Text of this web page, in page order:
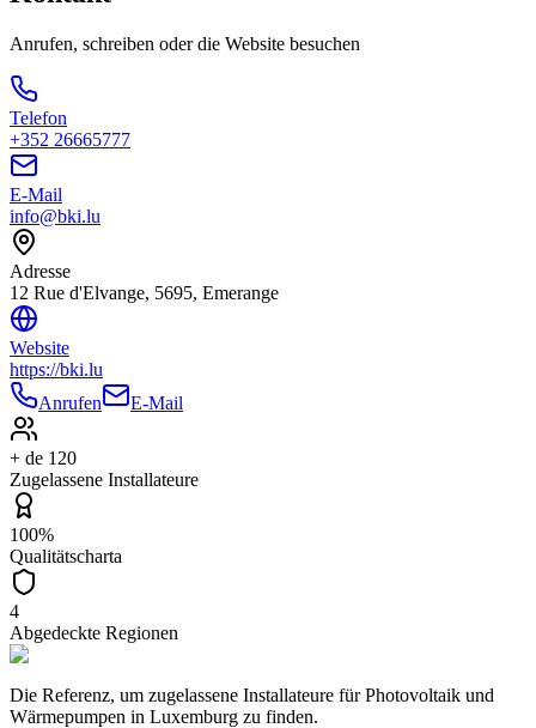
Anrufen, schreiben oder die Website besuchen
Telefon
+352 26665777
E-Mail
info@bki.lu
Adresse
12 Rue d'Elvange, 5695, Emerange
Website
https://bki.lu
Anrufen
E-Mail
+ de 120
Zugelassene Installateure
100%
Qualitätscharta
4
Abgedeckte Regionen
Die Referenz, um zugelassene Installateure für Photovoltaik und
Wärmepumpen in Luxemburg zu finden.